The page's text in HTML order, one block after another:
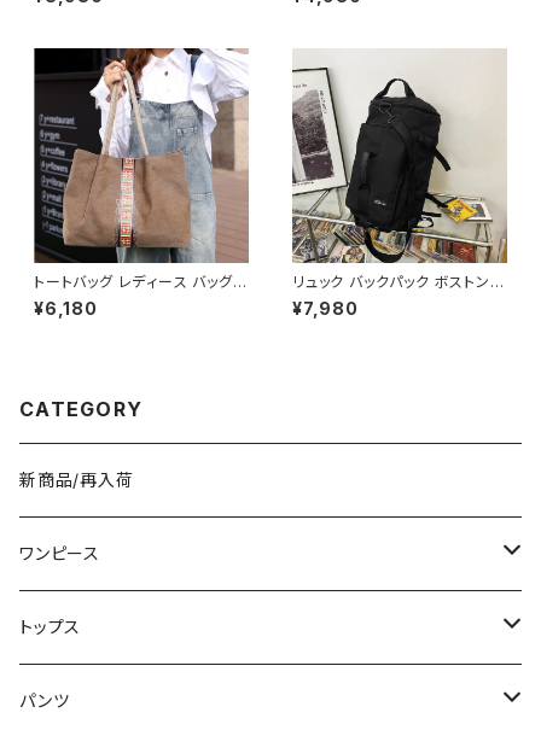
皮 軽量 ミニバッグ おしゃれ 可
ト スリット 白 ホワイト ハイウエ
春夏 ミディアムタイトスカート
C-SSS0002
トートバッグ レディース バッグ
春夏 秋冬 春 夏 秋 冬 シンプル
トートバッグ バッグ かばん キャ
オフィスカジュアル デイリー お
上品 大人 10代 20代 30代 40
¥6,180
リュック バックパック ボストンバ
ッグ メンズ レディース 大容量
軽量 旅行バッグ 多機能 2WAY
¥7,980
CATEGORY
新商品/再入荷
ワンピース
ミニ/ショート
ミディアム/ミモレ
トップス
Tシャツ/カットソー
パンツ